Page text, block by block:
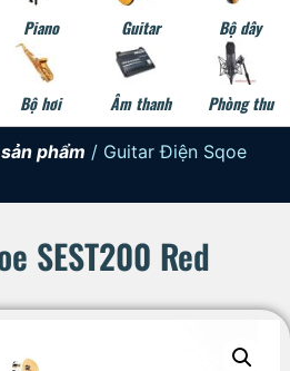
Piano Guitar Bộ dây
Bộ hơi Âm thanh Phòng thu
phẩm / Guitar Điện Sqoe
SEST200 Red